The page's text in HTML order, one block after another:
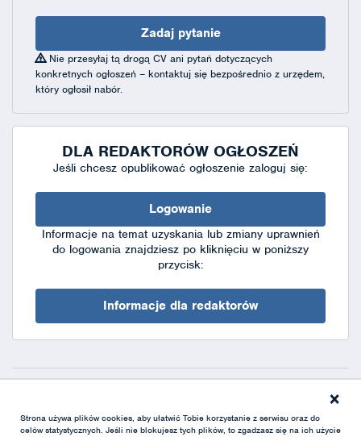
Zadaj pytanie
Nie przesyłaj tą drogą CV ani pytań dotyczących
konkretnych ogłoszeń – kontaktuj się bezpośrednio z urzędem,
który ogłosił nabór.
DLA REDAKTORÓW OGŁOSZEŃ
Jeśli chcesz opublikować ogłoszenie zaloguj się:
Logowanie
Informacje na temat uzyskania lub zmiany uprawnień
do logowania znajdziesz po kliknięciu w poniższy
przycisk:
Informacje dla redaktorów
XML
Strona używa plików cookies, aby ułatwić Tobie korzystanie z serwisu oraz do
celów statystycznych. Jeśli nie blokujesz tych plików, to zgadzasz się na ich użycie
×